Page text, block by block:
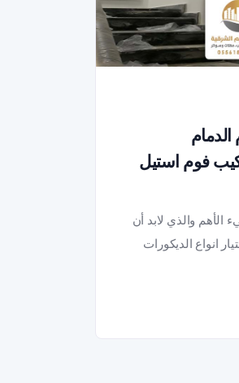
الدمام
– تركيب فوم استيل
الأهم والذي لابد أن
انواع الديكورات